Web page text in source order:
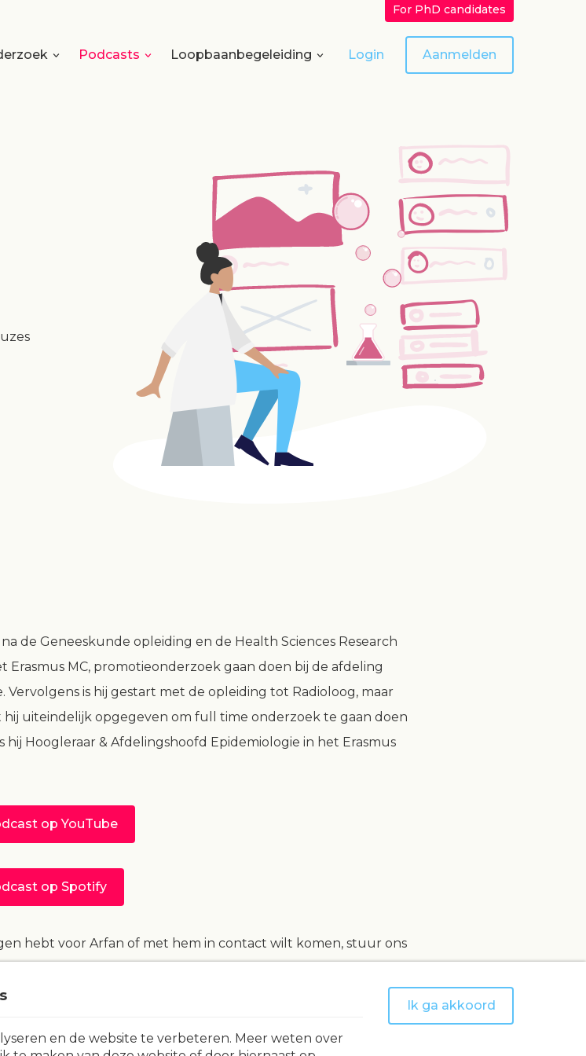
Podcasts Loopbaanbegeleiding Login Aanmelden
For PhD candidates
de Geneeskunde opleiding en de Health Sciences Research
Erasmus MC, promotieonderzoek gaan doen bij de afdeling
Vervolgens is hij gestart met de opleiding tot Radioloog, maar
uiteindelijk opgegeven om full time onderzoek te gaan doen
hij Hoogleraar & Afdelingshoofd Epidemiologie in het Erasmus
op YouTube
op Spotify
hebt voor Arfan of met hem in contact wilt komen, stuur ons
en de website te verbeteren. Meer weten over
Ik ga akkoord